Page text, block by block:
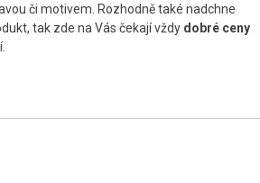
či motivem. Rozhodně také nadchne
tak zde na Vás čekají vždy dobré ceny